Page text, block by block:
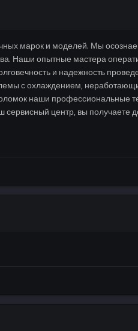
марок и моделей. Мы
Наши опытные мастера
и надежность
с охлаждением,
наши профессиональные
центр, вы получаете